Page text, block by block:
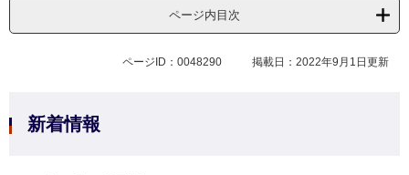
ページ内目次
ページID：0048290 掲載日：2022年9月1日更新
新着情報